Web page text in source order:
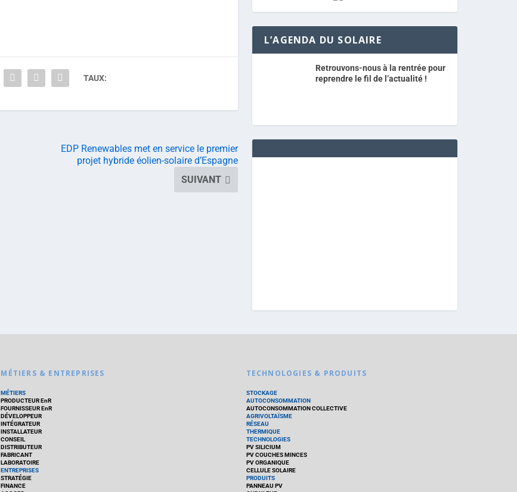
TAUX:
EDP Renewables met en service le premier
projet hybride éolien-solaire d’Espagne
SUIVANT
L’AGENDA DU SOLAIRE
Retrouvons-nous à la rentrée pour
reprendre le fil de l’actualité !
MÉTIERS & ENTREPRISES
MÉTIERS
PRODUCTEUR EnR
FOURNISSEUR EnR
DÉVELOPPEUR
INTÉGRATEUR
INSTALLATEUR
CONSEIL
DISTRIBUTEUR
FABRICANT
LABORATOIRE
ENTREPRISES
STRATÉGIE
FINANCE
TECHNOLOGIES & PRODUITS
STOCKAGE
AUTOCONSOMMATION
AUTOCONSOMMATION COLLECTIVE
AGRIVOLTAÏSME
RÉSEAU
THERMIQUE
TECHNOLOGIES
PV SILICIUM
PV COUCHES MINCES
PV ORGANIQUE
CELLULE SOLAIRE
PRODUITS
PANNEAU PV